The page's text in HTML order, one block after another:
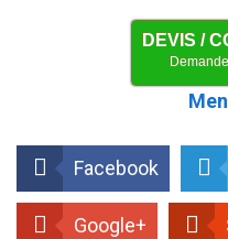
DEVIS /
Facebook
Google+